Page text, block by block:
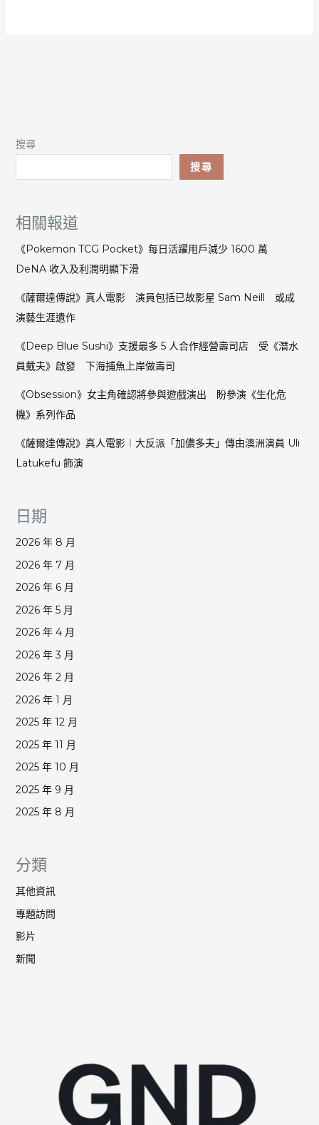
搜尋
搜尋
相關報道
《Pokemon TCG Pocket》每日活躍用戶減少 1600 萬
DeNA 收入及利潤明顯下滑
《薩爾達傳說》真人電影 演員包括已故影星 Sam Neill 或成
演藝生涯遺作
《Deep Blue Sushi》支援最多 5 人合作經營壽司店 受《潛水
員戴夫》啟發 下海捕魚上岸做壽司
《Obsession》女主角確認將參與遊戲演出 盼參演《生化危
機》系列作品
《薩爾達傳說》真人電影︱大反派「加儂多夫」傳由澳洲演員 Uli
Latukefu 飾演
日期
2026 年 8 月
2026 年 7 月
2026 年 6 月
2026 年 5 月
2026 年 4 月
2026 年 3 月
2026 年 2 月
2026 年 1 月
2025 年 12 月
2025 年 11 月
2025 年 10 月
2025 年 9 月
2025 年 8 月
分類
其他資訊
專題訪問
影片
新聞